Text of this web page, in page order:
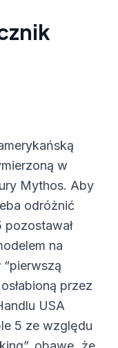
w
Mythos. Aby
odróżnić
na
przez
USA
5 ze względu